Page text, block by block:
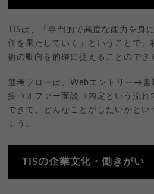
TISは、「専門的で高度な能力を身
任を果たしていく」ということで、
術の動向を的確に捉えることのでき
選考フローは、Webエントリー→
接→オファー面談→内定という流れ
できて、どんなことがしたいかとい
ょう。
TISの企業文化・働きがい